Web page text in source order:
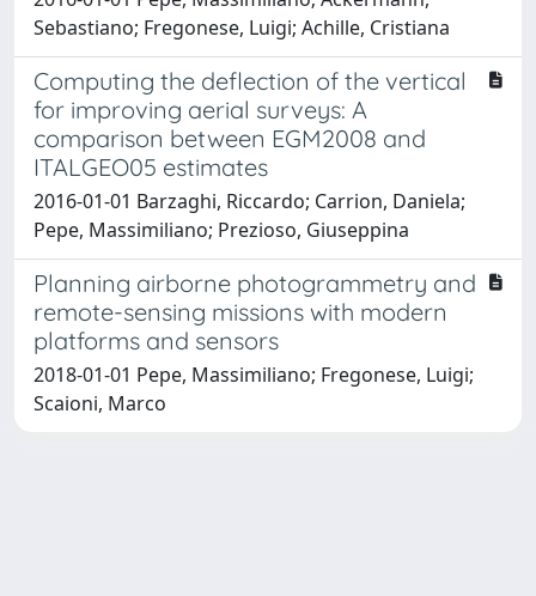
Sebastiano; Fregonese, Luigi; Achille, Cristiana
Computing the deflection of the vertical
for improving aerial surveys: A
comparison between EGM2008 and
ITALGEO05 estimates
2016-01-01 Barzaghi, Riccardo; Carrion, Daniela;
Pepe, Massimiliano; Prezioso, Giuseppina
Planning airborne photogrammetry and
remote-sensing missions with modern
platforms and sensors
2018-01-01 Pepe, Massimiliano; Fregonese, Luigi;
Scaioni, Marco